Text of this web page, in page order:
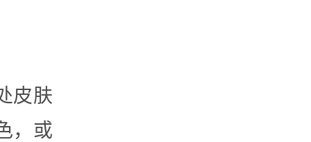
皮肤
，或